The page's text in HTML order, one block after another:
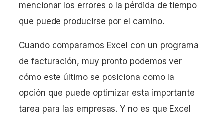
mencionar los errores o la pérdida de tiempo
que puede producirse por el camino.
Cuando comparamos Excel con un programa
de facturación, muy pronto podemos ver
cómo este último se posiciona como la
opción que puede optimizar esta importante
tarea para las empresas. Y no es que Excel